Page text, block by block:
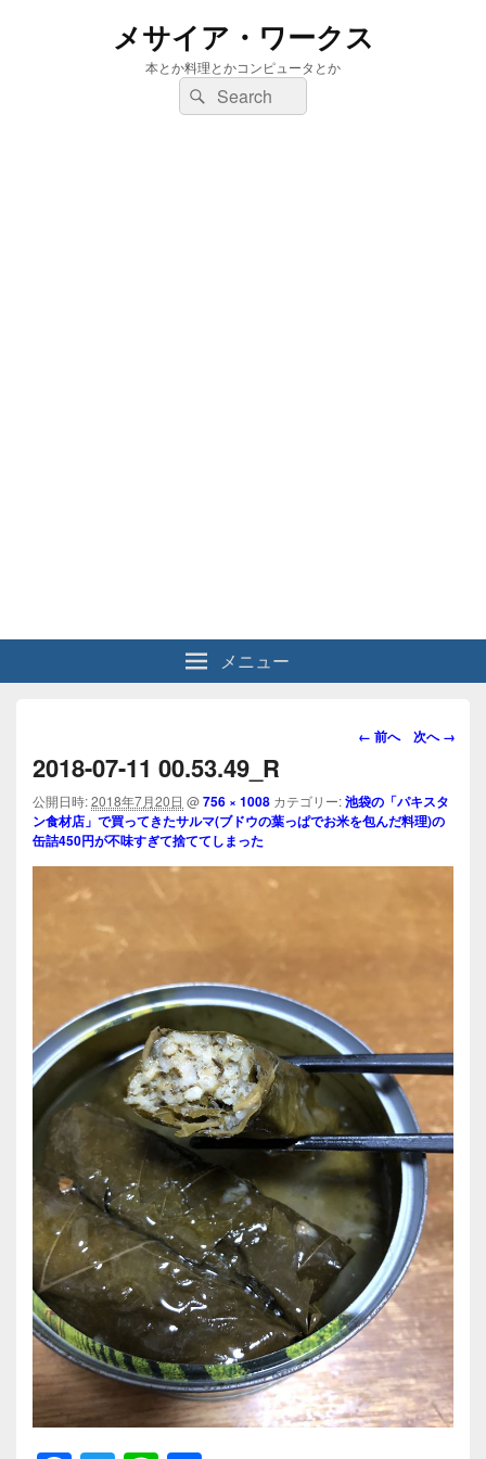
メサイア・ワークス
本とか料理とかコンピュータとか
検
索:
検
索
メニュー
画
ビ
ゲ
シ
← 前へ 次へ →
2018-07-11 00.53.49_R
公開日時:2018年7月20日 @756 × 1008 カテゴリー:池袋の「パキスタ
ン食材店」で買ってきたサルマ(ブドウの葉っぱでお米を包んだ料理)の
缶詰450円が不味すぎて捨ててしまった